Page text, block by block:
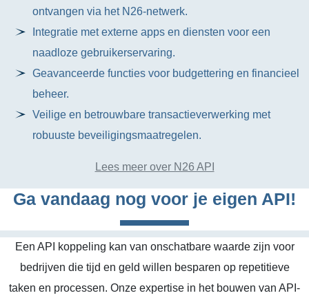
ontvangen via het N26-netwerk.
Integratie met externe apps en diensten voor een
naadloze gebruikerservaring.
Geavanceerde functies voor budgettering en financieel
beheer.
Veilige en betrouwbare transactieverwerking met
robuuste beveiligingsmaatregelen.
Lees meer over N26 API
Ga vandaag nog voor je eigen API!
Een API koppeling kan van onschatbare waarde zijn voor
bedrijven die tijd en geld willen besparen op repetitieve
taken en processen. Onze expertise in het bouwen van API-